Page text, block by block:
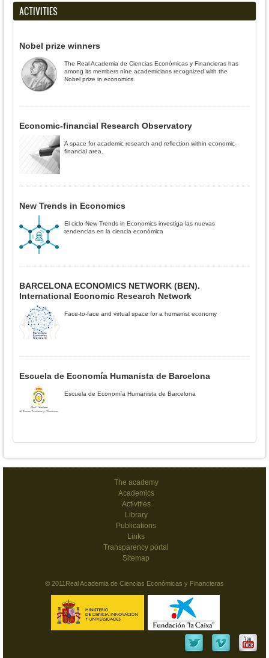
ACTIVITIES
Nobel prize winners
The Real Academia de Ciencias Económicas y Financieras has
among its members nine academicians recognized with the
Nobel prize in economics.
Economic-financial Research Observatory
A space for academic research and reflection within economic-
financial area.
New Trends in Economics
El ciclo New Trends in Economics investiga las nuevas
tendencias en la ciencia económica
BARCELONA ECONOMICS NETWORK (BEN).
International Economic Research Network
Face-to-face and virtual space for a humanist economy
Escuela de Economía Humanista de Barcelona
Escuela de Economía Humanista de Barcelona
The academy
Academics
Activities
Library
Publications
Links
Transparency portal
Sitemap
© 2011Real Academia de Ciencias Económicas y Financieras